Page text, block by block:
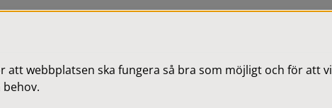
att webbplatsen ska fungera så bra som möjligt och för att vi